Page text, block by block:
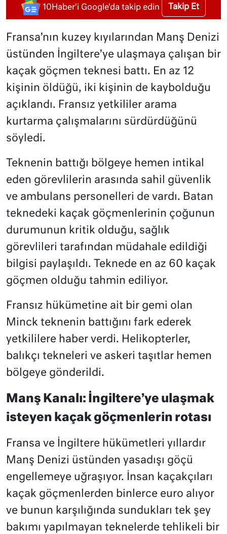
10Haber'i Google'da takip edin Takip Et
Fransa’nın kuzey kıyılarından Manş Denizi
üstünden İngiltere’ye ulaşmaya çalışan bir
kaçak göçmen teknesi battı. En az 12
kişinin öldüğü, iki kişinin de kaybolduğu
açıklandı. Fransız yetkililer arama
kurtarma çalışmalarını sürdürdüğünü
söyledi.
Teknenin battığı bölgeye hemen intikal
eden görevlilerin arasında sahil güvenlik
ve ambulans personelleri de vardı. Batan
teknedeki kaçak göçmenlerinin çoğunun
durumunun kritik olduğu, sağlık
görevlileri tarafından müdahale edildiği
bilgisi paylaşıldı. Teknede en az 60 kaçak
göçmen olduğu tahmin ediliyor.
Fransız hükümetine ait bir gemi olan
Minck teknenin battığını fark ederek
yetkililere haber verdi. Helikopterler,
balıkçı tekneleri ve askeri taşıtlar hemen
bölgeye gönderildi.
Manş Kanalı: İngiltere’ye ulaşmak
isteyen kaçak göçmenlerin rotası
Fransa ve İngiltere hükümetleri yıllardır
Manş Denizi üstünden yasadışı göçü
engellemeye uğraşıyor. İnsan kaçakçıları
kaçak göçmenlerden binlerce euro alıyor
ve bunun karşılığında sundukları tek şey
bakımı yapılmayan teknelerde tehlikeli bir